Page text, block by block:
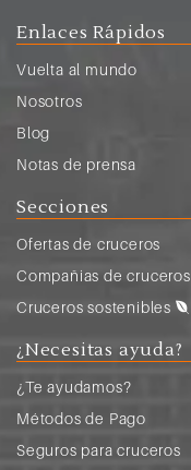
Enlaces Rápidos
Vuelta al mundo
Nosotros
Blog
Notas de prensa
Secciones
Ofertas de cruceros
Compañias de cruceros
Cruceros sostenibles
¿Necesitas ayuda?
¿Te ayudamos?
Métodos de Pago
Seguros para cruceros